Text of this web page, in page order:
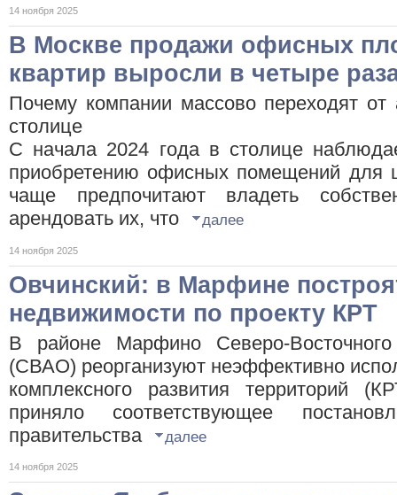
14 ноября 2025
В Москве продажи офисных
квартир выросли в четыре
Почему компании массово переходят
столице
С начала 2024 года в столице
приобретению офисных помещений для
чаще предпочитают владеть
арендовать их, что
далее
14 ноября 2025
Овчинский: в Марфине
недвижимости по проекту КРТ
В районе Марфино Северо-Восточного
(СВАО) реорганизуют неэффективно
комплексного развития территорий
приняло соответствующее
правительства
далее
14 ноября 2025